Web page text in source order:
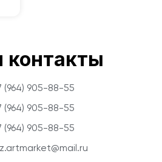
(964) 905-88-55
(964) 905-88-55
(964) 905-88-55